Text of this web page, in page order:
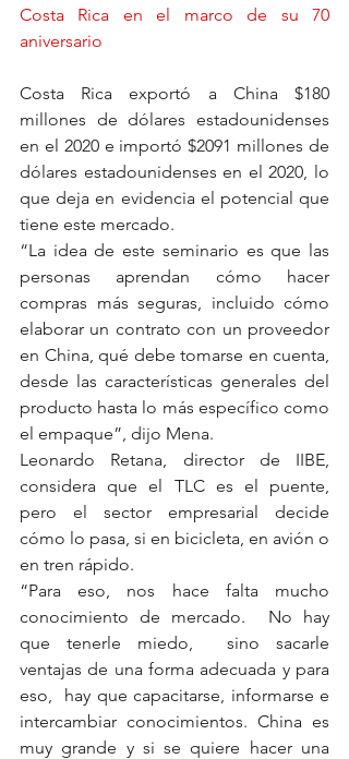
Costa Rica en el marco de su 70
aniversario
Costa Rica exportó a China $180
millones de dólares estadounidenses
en el 2020 e importó $2091 millones de
dólares estadounidenses en el 2020, lo
que deja en evidencia el potencial que
tiene este mercado.
“La idea de este seminario es que las
personas aprendan cómo hacer
compras más seguras, incluido cómo
elaborar un contrato con un proveedor
en China, qué debe tomarse en cuenta,
desde las características generales del
producto hasta lo más específico como
el empaque”, dijo Mena.
Leonardo Retana, director de IIBE,
considera que el TLC es el puente,
pero el sector empresarial decide
cómo lo pasa, si en bicicleta, en avión o
en tren rápido.
“Para eso, nos hace falta mucho
conocimiento de mercado.  No hay
que tenerle miedo,  sino sacarle
ventajas de una forma adecuada y para
eso,  hay que capacitarse, informarse e
intercambiar conocimientos. China es
muy grande y si se quiere hacer una